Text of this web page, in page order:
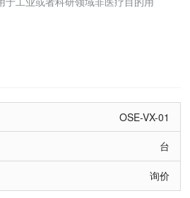
OSE-VX-01
台
询价